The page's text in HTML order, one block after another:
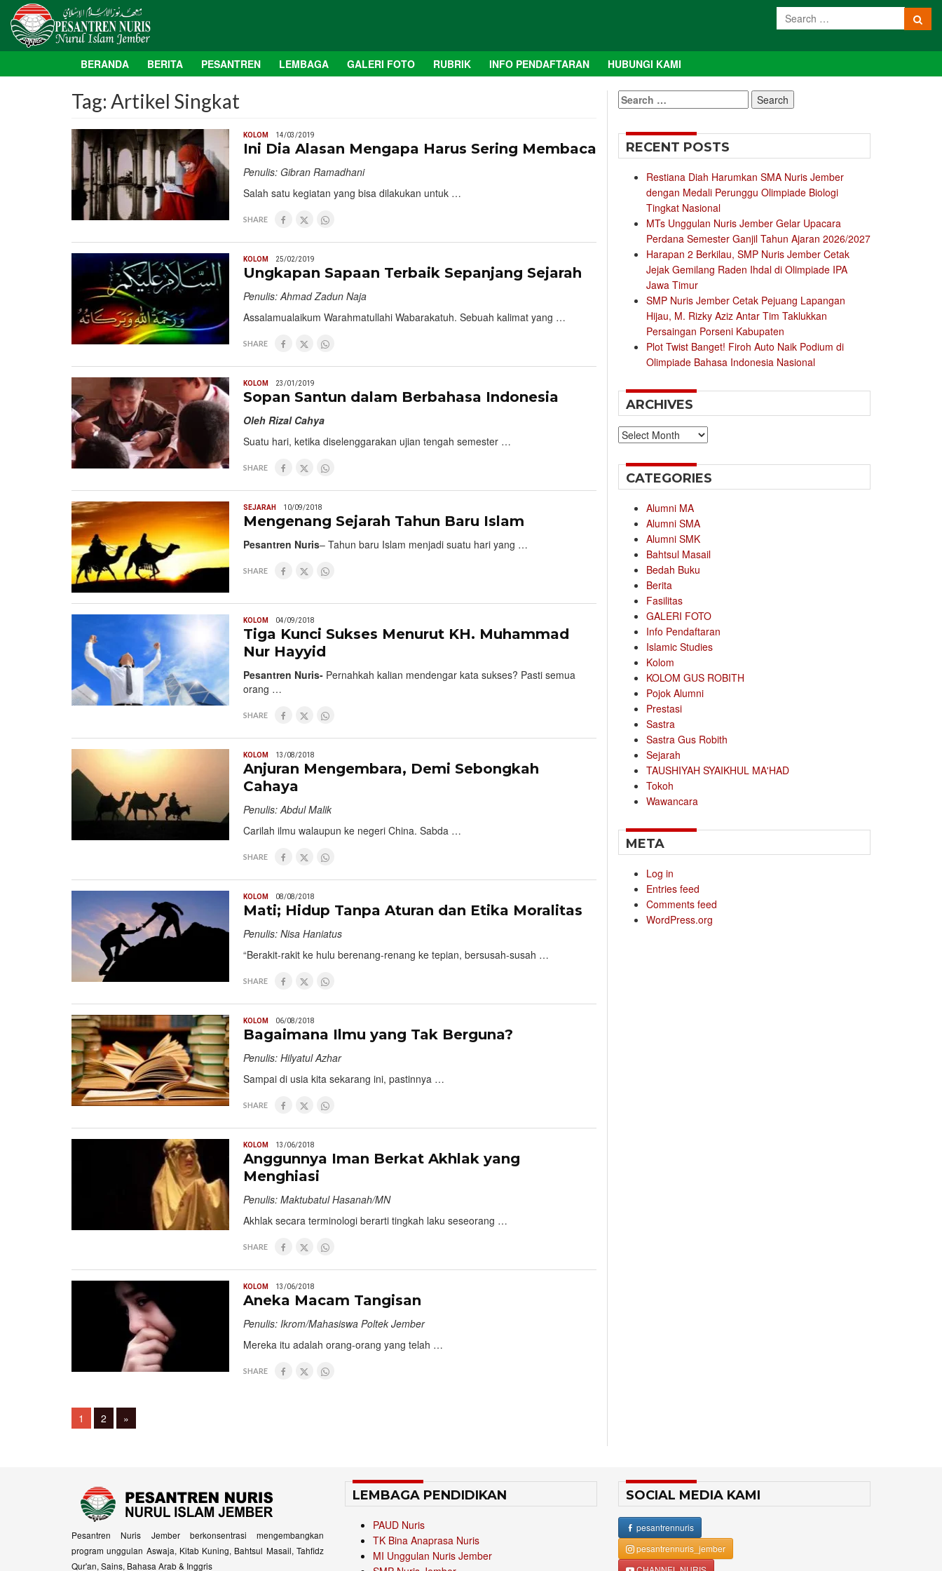
BERANDA BERITA PESANTREN LEMBAGA GALERI FOTO RUBRIK INFO PENDAFTARAN HUBUNGI KAMI
Tag: Artikel Singkat
KOLOM 14/03/2019
Ini Dia Alasan Mengapa Harus Sering Membaca
Penulis: Gibran Ramadhani
Salah satu kegiatan yang bisa dilakukan untuk …
SHARE
KOLOM 25/02/2019
Ungkapan Sapaan Terbaik Sepanjang Sejarah
Penulis: Ahmad Zadun Naja
Assalamualaikum Warahmatullahi Wabarakatuh. Sebuah kalimat yang …
SHARE
KOLOM 23/01/2019
Sopan Santun dalam Berbahasa Indonesia
Oleh Rizal Cahya
Suatu hari, ketika diselenggarakan ujian tengah semester …
SHARE
SEJARAH 10/09/2018
Mengenang Sejarah Tahun Baru Islam
Pesantren Nuris– Tahun baru Islam menjadi suatu hari yang …
SHARE
KOLOM 04/09/2018
Tiga Kunci Sukses Menurut KH. Muhammad
Nur Hayyid
Pesantren Nuris-Pernahkah kalian mendengar kata sukses? Pasti semua
orang …
SHARE
KOLOM 13/08/2018
Anjuran Mengembara, Demi Sebongkah
Cahaya
Penulis: Abdul Malik
Carilah ilmu walaupun ke negeri China. Sabda …
SHARE
KOLOM 08/08/2018
Mati; Hidup Tanpa Aturan dan Etika Moralitas
Penulis: Nisa Haniatus
“Berakit-rakit ke hulu berenang-renang ke tepian, bersusah-susah …
SHARE
KOLOM 06/08/2018
Bagaimana Ilmu yang Tak Berguna?
Penulis: Hilyatul Azhar
Sampai di usia kita sekarang ini, pastinnya …
SHARE
KOLOM 13/06/2018
Anggunnya Iman Berkat Akhlak yang
Menghiasi
Penulis: Maktubatul Hasanah/MN
Akhlak secara terminologi berarti tingkah laku seseorang …
SHARE
KOLOM 13/06/2018
Aneka Macam Tangisan
Penulis: Ikrom/Mahasiswa Poltek Jember
Mereka itu adalah orang-orang yang telah …
SHARE
Posts
Page
1 Page
2 »
Search
for:
RECENT POSTS
Restiana Diah Harumkan SMA Nuris Jember
dengan Medali Perunggu Olimpiade Biologi
Tingkat Nasional
MTs Unggulan Nuris Jember Gelar Upacara
Perdana Semester Ganjil Tahun Ajaran 2026/2027
Harapan 2 Berkilau, SMP Nuris Jember Cetak
Jejak Gemilang Raden Ihdal di Olimpiade IPA
Jawa Timur
SMP Nuris Jember Cetak Pejuang Lapangan
Hijau, M. Rizky Aziz Antar Tim Taklukkan
Persaingan Porseni Kabupaten
Plot Twist Banget! Firoh Auto Naik Podium di
Olimpiade Bahasa Indonesia Nasional
ARCHIVES
Archives
CATEGORIES
Alumni MA
Alumni SMA
Alumni SMK
Bahtsul Masail
Bedah Buku
Berita
Fasilitas
GALERI FOTO
Info Pendaftaran
Islamic Studies
Kolom
KOLOM GUS ROBITH
Pojok Alumni
Prestasi
Sastra
Sastra Gus Robith
Sejarah
TAUSHIYAH SYAIKHUL MA'HAD
Tokoh
Wawancara
META
Log in
Entries feed
Comments feed
WordPress.org
Pesantren Nuris Jember berkonsentrasi mengembangkan
program unggulan Aswaja, Kitab Kuning, Bahtsul Masail, Tahfidz
Qur'an, Sains, Bahasa Arab & Inggris
LEMBAGA PENDIDIKAN
PAUD Nuris
TK Bina Anaprasa Nuris
MI Unggulan Nuris Jember
SOCIAL MEDIA KAMI
pesantrennuris
pesantrennuris_jember